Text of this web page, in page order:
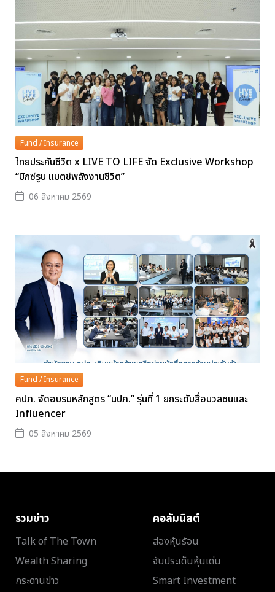
Fund / Insurance
ไทยประกันชีวิต x LIVE TO LIFE จัด Exclusive Workshop
“มิกซ์รูน แมตช์พลังงานชีวิต”
06 สิงหาคม 2569
Fund / Insurance
คปภ. จัดอบรมหลักสูตร “นปภ.” รุ่นที่ 1 ยกระดับสื่อมวลชนและ
Influencer
05 สิงหาคม 2569
รวมข่าว
Talk of The Town
Wealth Sharing
กระดานข่าว
คอลัมนิสต์
ส่องหุ้นร้อน
จับประเด็นหุ้นเด่น
Smart Investment